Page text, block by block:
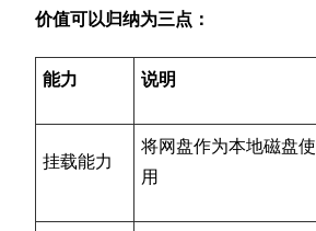
价值可以归纳为三点：
能力 说明
挂载能力
将网盘作为本地磁盘使
用